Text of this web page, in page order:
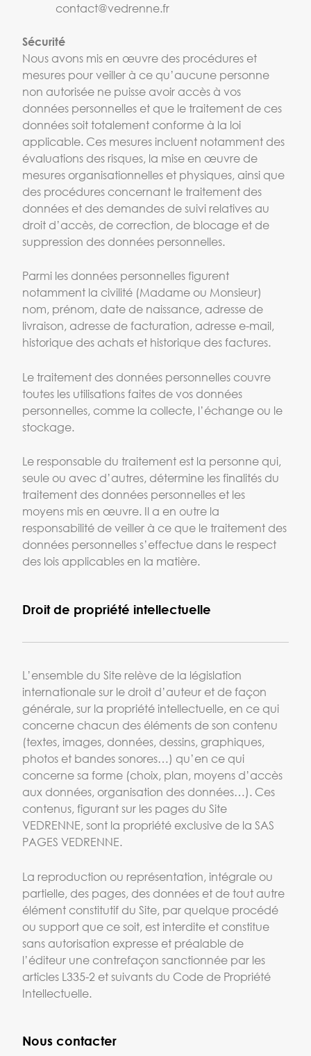
contact@vedrenne.fr
Sécurité
Nous avons mis en œuvre des procédures et
mesures pour veiller à ce qu’aucune personne
non autorisée ne puisse avoir accès à vos
données personnelles et que le traitement de ces
données soit totalement conforme à la loi
applicable. Ces mesures incluent notamment des
évaluations des risques, la mise en œuvre de
mesures organisationnelles et physiques, ainsi que
des procédures concernant le traitement des
données et des demandes de suivi relatives au
droit d’accès, de correction, de blocage et de
suppression des données personnelles.
Parmi les données personnelles figurent
notamment la civilité (Madame ou Monsieur)
nom, prénom, date de naissance, adresse de
livraison, adresse de facturation, adresse e-mail,
historique des achats et historique des factures.
Le traitement des données personnelles couvre
toutes les utilisations faites de vos données
personnelles, comme la collecte, l’échange ou le
stockage.
Le responsable du traitement est la personne qui,
seule ou avec d’autres, détermine les finalités du
traitement des données personnelles et les
moyens mis en œuvre. Il a en outre la
responsabilité de veiller à ce que le traitement des
données personnelles s’effectue dans le respect
des lois applicables en la matière.
Droit de propriété intellectuelle
L’ensemble du Site relève de la législation
internationale sur le droit d’auteur et de façon
générale, sur la propriété intellectuelle, en ce qui
concerne chacun des éléments de son contenu
(textes, images, données, dessins, graphiques,
photos et bandes sonores…) qu’en ce qui
concerne sa forme (choix, plan, moyens d’accès
aux données, organisation des données…). Ces
contenus, figurant sur les pages du Site
VEDRENNE, sont la propriété exclusive de la SAS
PAGES VEDRENNE.
La reproduction ou représentation, intégrale ou
partielle, des pages, des données et de tout autre
élément constitutif du Site, par quelque procédé
ou support que ce soit, est interdite et constitue
sans autorisation expresse et préalable de
l’éditeur une contrefaçon sanctionnée par les
articles L335-2 et suivants du Code de Propriété
Intellectuelle.
Nous contacter